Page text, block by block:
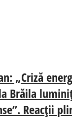
„Criză
Brăila
Reacții